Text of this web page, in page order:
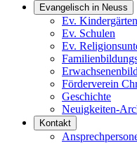
Evangelisch in Neuss
Ev. Kindergärten
Ev. Schulen
Ev.
Förderverein
Geschichte
Neuigkeiten-
Kontakt